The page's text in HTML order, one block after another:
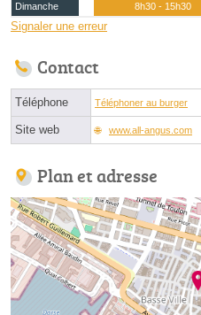
Dimanche
8h30 - 15h30
Signaler une erreur
Contact
Téléphone Téléphoner au burger
Site web www.all-angus.com
Plan et adresse